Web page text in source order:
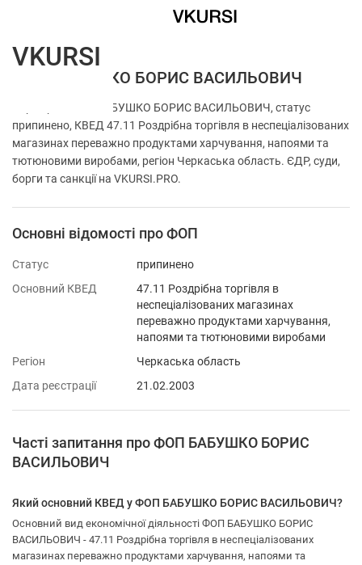
ФОП БАБУШКО БОРИС ВАСИЛЬОВИЧ
Перевірка ФОП БАБУШКО БОРИС ВАСИЛЬОВИЧ, статус
припинено, КВЕД 47.11 Роздрібна торгівля в неспеціалізованих
магазинах переважно продуктами харчування, напоями та
тютюновими виробами, регіон Черкаська область. ЄДР, суди,
борги та санкції на VKURSI.PRO.
Основні відомості про ФОП
Статус
припинено
Основний КВЕД
47.11 Роздрібна торгівля в
неспеціалізованих магазинах
переважно продуктами харчування,
напоями та тютюновими виробами
Регіон
Черкаська область
Дата реєстрації
21.02.2003
Часті запитання про ФОП БАБУШКО БОРИС
ВАСИЛЬОВИЧ
Який основний КВЕД у ФОП БАБУШКО БОРИС ВАСИЛЬОВИЧ?
Основний вид економічної діяльності ФОП БАБУШКО БОРИС
ВАСИЛЬОВИЧ - 47.11 Роздрібна торгівля в неспеціалізованих
магазинах переважно продуктами харчування, напоями та
VKURSI